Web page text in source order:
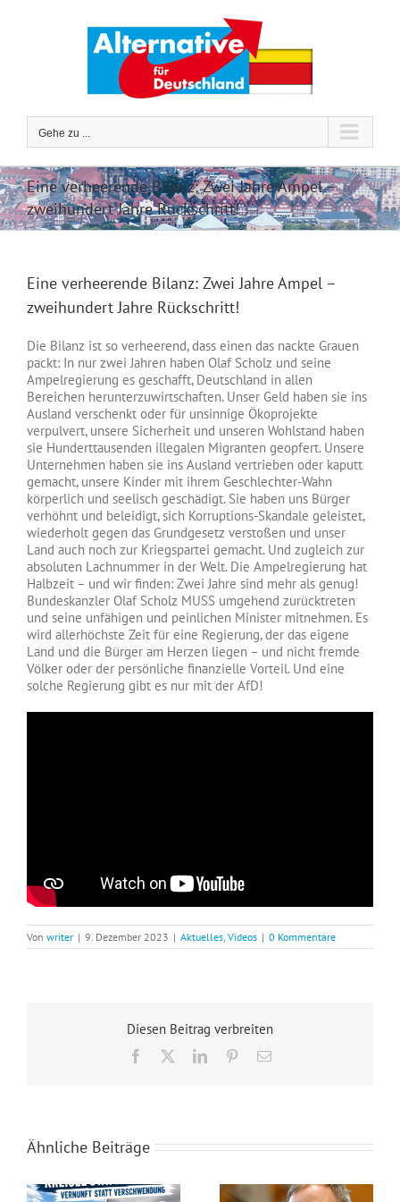
Gehe zu ...
Eine verheerende Bilanz: Zwei Jahre Ampel –
zweihundert Jahre Rückschritt!
Eine verheerende Bilanz: Zwei Jahre Ampel –
zweihundert Jahre Rückschritt!
Die Bilanz ist so verheerend, dass einen das nackte Grauen
packt: In nur zwei Jahren haben Olaf Scholz und seine
Ampelregierung es geschafft, Deutschland in allen
Bereichen herunterzuwirtschaften. Unser Geld haben sie ins
Ausland verschenkt oder für unsinnige Ökoprojekte
verpulvert, unsere Sicherheit und unseren Wohlstand haben
sie Hunderttausenden illegalen Migranten geopfert. Unsere
Unternehmen haben sie ins Ausland vertrieben oder kaputt
gemacht, unsere Kinder mit ihrem Geschlechter-Wahn
körperlich und seelisch geschädigt. Sie haben uns Bürger
verhöhnt und beleidigt, sich Korruptions-Skandale geleistet,
wiederholt gegen das Grundgesetz verstoßen und unser
Land auch noch zur Kriegspartei gemacht. Und zugleich zur
absoluten Lachnummer in der Welt. Die Ampelregierung hat
Halbzeit – und wir finden: Zwei Jahre sind mehr als genug!
Bundeskanzler Olaf Scholz MUSS umgehend zurücktreten
und seine unfähigen und peinlichen Minister mitnehmen. Es
wird allerhöchste Zeit für eine Regierung, der das eigene
Land und die Bürger am Herzen liegen – und nicht fremde
Völker oder der persönliche finanzielle Vorteil. Und eine
solche Regierung gibt es nur mit der AfD!
Von writer | 9. Dezember 2023 | Aktuelles, Videos | 0 Kommentare
Diesen Beitrag verbreiten
Facebook LinkedInPinterest
E-
Ähnliche Beiträge